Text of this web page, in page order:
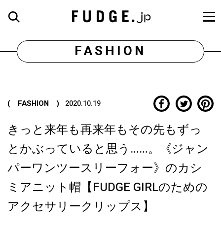
FASHION
( FASHION ) 2020.10.19
きっと来年も再来年もその先もずっ
とかぶっていると思う……。《ジャン
パーワンツースリーフォー》のカシ
ミアニット帽【FUDGE GIRLのための
アクセサリークリップス】